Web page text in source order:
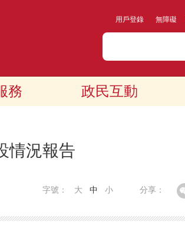
用戶登錄 無障礙
務 政民互動
情況報告
分享：
字號： 大 中 小